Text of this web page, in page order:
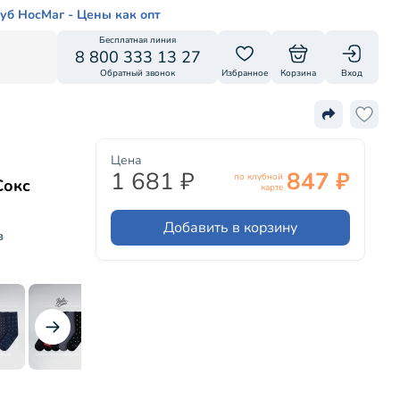
НосМаг - Цены как опт
Бесплатная линия
8 800 333 13 27
Обратный звонок Избранное Корзина Вход
Цена
1 681 ₽
по клубной
карте 847 ₽
Добавить в корзину